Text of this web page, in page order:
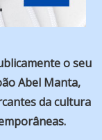
o seu
Abel Manta,
da cultura